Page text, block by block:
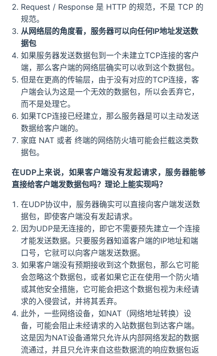
Request / Response 是 HTTP 的规范，不是 TCP 的
规范。
从网络层的角度看，服务器可以向任何IP地址发送数
据包
如果服务器发送数据包到一个未建立TCP连接的客户
端，那么客户端的网络层确实可以收到这个数据包。
但是在更高的传输层，由于没有对应的TCP连接，客
户端会认为这是一个无效的数据包，所以会丢弃它，
而不是处理它。
如果TCP连接已经建立，那么服务器是可以主动发送
数据给客户端的。
家庭 NAT 或者 终端的网络防火墙可能会拦截这类数
据包。
在UDP上来说，如果客户端没有发起请求，服务器能够
直接给客户端发数据包吗？理论上能实现吗？
在UDP协议中，服务器确实可以直接向客户端发送数
据包，即使客户端没有发起请求。
因为UDP是无连接的，即它不需要预先建立一个连接
才能发送数据。只要服务器知道客户端的IP地址和端
口号，它就可以向客户端发送数据。
如果客户端没有预期接收到这个数据包，那么它可能
会忽略这个数据包，或者如果它正在使用一个防火墙
或其他安全措施，它可能会把这个数据包视为未经请
求的入侵尝试，并将其丢弃。
此外，一些网络设备，如NAT（网络地址转换）设
备，可能会阻止未经请求的入站数据包到达客户端。
这是因为NAT设备通常只允许从内部网络发起的数据
流通过，并且只允许来自这些数据流的响应数据包返